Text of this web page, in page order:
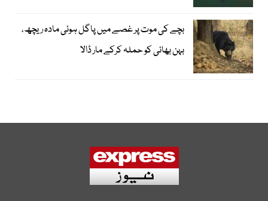
بچے کی موت پر غصے میں پاگل ہوئی مادہ ریچھ،
بہن بھائی کو حملہ کرکے مار ڈالا